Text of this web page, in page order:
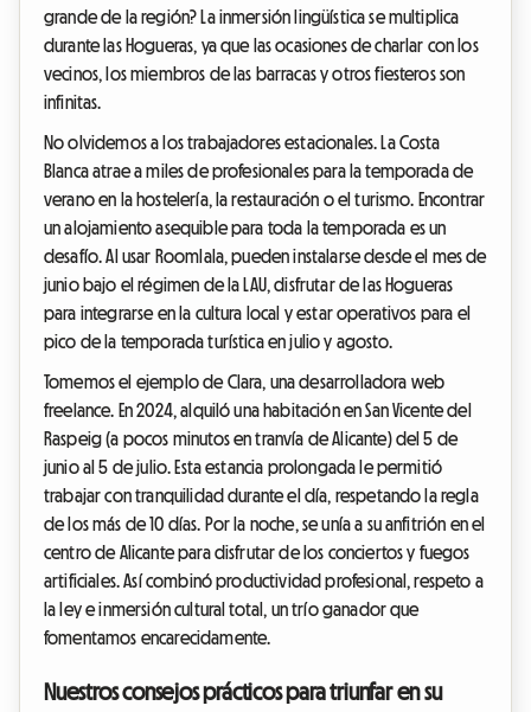
grande de la región? La inmersión lingüística se multiplica
durante las Hogueras, ya que las ocasiones de charlar con los
vecinos, los miembros de las barracas y otros fiesteros son
infinitas.
No olvidemos a los trabajadores estacionales. La Costa
Blanca atrae a miles de profesionales para la temporada de
verano en la hostelería, la restauración o el turismo. Encontrar
un alojamiento asequible para toda la temporada es un
desafío. Al usar Roomlala, pueden instalarse desde el mes de
junio bajo el régimen de la LAU, disfrutar de las Hogueras
para integrarse en la cultura local y estar operativos para el
pico de la temporada turística en julio y agosto.
Tomemos el ejemplo de Clara, una desarrolladora web
freelance. En 2024, alquiló una habitación en San Vicente del
Raspeig (a pocos minutos en tranvía de Alicante) del 5 de
junio al 5 de julio. Esta estancia prolongada le permitió
trabajar con tranquilidad durante el día, respetando la regla
de los más de 10 días. Por la noche, se unía a su anfitrión en el
centro de Alicante para disfrutar de los conciertos y fuegos
artificiales. Así combinó productividad profesional, respeto a
la ley e inmersión cultural total, un trío ganador que
fomentamos encarecidamente.
Nuestros consejos prácticos para triunfar en su